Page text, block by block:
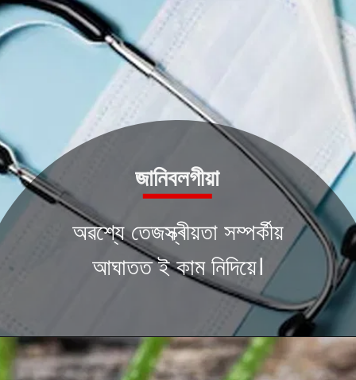
অৱশ্যে তেজস্ক্ৰীয়তা সম্পৰ্কীয়
জানিবলগীয়া